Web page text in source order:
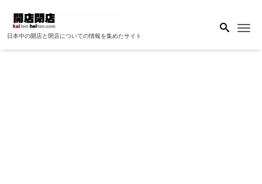
日本中の開店と閉店についての情報を集めたサイト